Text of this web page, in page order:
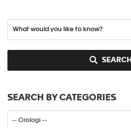
SEARCH
SEARCH BY CATEGORIES